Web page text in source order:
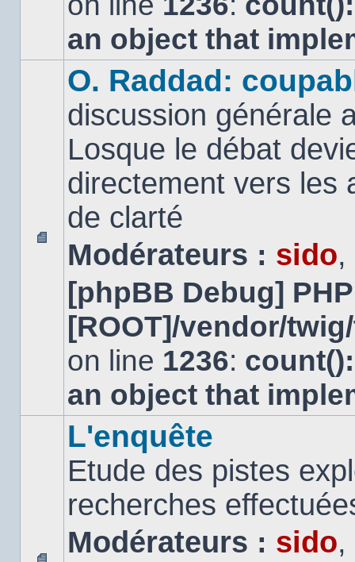
an object that
Aucun
message
non
O. Raddad:
discussion générale
Losque le débat
directement vers les
de clarté
Modérateurs : sido,
[phpBB Debug]
[ROOT]/vendor/
on line 1236:
an object that
L'enquête
Etude des pistes
recherches
Modérateurs : sido,